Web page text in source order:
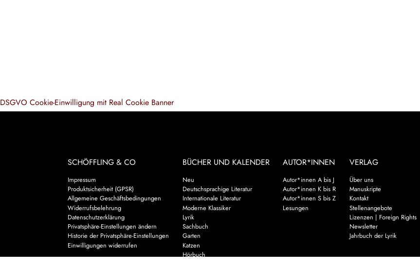
SCHÖFFLING & CO
Impressum
Produktsicherheit (GPSR)
Allgemeine Geschäftsbedingungen
Widerrufsbelehrung
Datenschutzerklärung
Privatsphäre-Einstellungen ändern
Historie der Privatsphäre-Einstellungen
Einwilligungen widerrufen
BÜCHER UND KALENDER
Neu
Deutschsprachige Literatur
Internationale Literatur
Moderne Klassiker
Lyrik
Sachbuch
Garten
Katzen
Hörbuch
AUTOR*INNEN
Autor*innen A bis J
Autor*innen K bis R
Autor*innen S bis Z
Lesungen
VERLAG
Über uns
Manuskripte
Kontakt
Stellenangebote
Lizenzen | Foreign Rights
Newsletter
Jahrbuch der Lyrik
DSGVO Cookie-Einwilligung mit Real Cookie Banner